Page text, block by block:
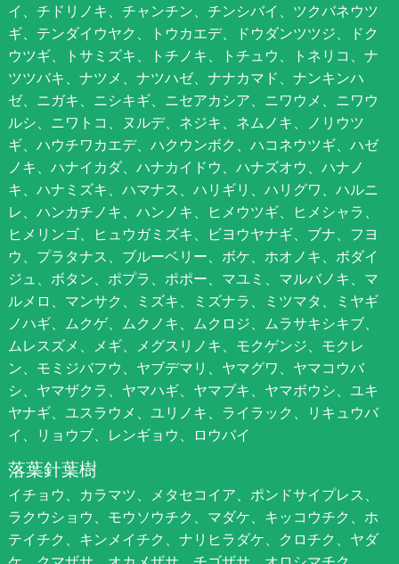
イ、チドリノキ、チャンチン、チンシバイ、ツクバネウツ
ギ、テンダイウヤク、トウカエデ、ドウダンツツジ、ドク
ウツギ、トサミズキ、トチノキ、トチュウ、トネリコ、ナ
ツツバキ、ナツメ、ナツハゼ、ナナカマド、ナンキンハ
ゼ、ニガキ、ニシキギ、ニセアカシア、ニワウメ、ニワウ
ルシ、ニワトコ、ヌルデ、ネジキ、ネムノキ、ノリウツ
ギ、ハウチワカエデ、ハクウンボク、ハコネウツギ、ハゼ
ノキ、ハナイカダ、ハナカイドウ、ハナズオウ、ハナノ
キ、ハナミズキ、ハマナス、ハリギリ、ハリグワ、ハルニ
レ、ハンカチノキ、ハンノキ、ヒメウツギ、ヒメシャラ、
ヒメリンゴ、ヒュウガミズキ、ビヨウヤナギ、ブナ、フヨ
ウ、プラタナス、ブルーベリー、ボケ、ホオノキ、ボダイ
ジュ、ボタン、ポプラ、ポポー、マユミ、マルバノキ、マ
ルメロ、マンサク、ミズキ、ミズナラ、ミツマタ、ミヤギ
ノハギ、ムクゲ、ムクノキ、ムクロジ、ムラサキシキブ、
ムレスズメ、メギ、メグスリノキ、モクゲンジ、モクレ
ン、モミジバフウ、ヤブデマリ、ヤマグワ、ヤマコウバ
シ、ヤマザクラ、ヤマハギ、ヤマブキ、ヤマボウシ、ユキ
ヤナギ、ユスラウメ、ユリノキ、ライラック、リキュウバ
イ、リョウブ、レンギョウ、ロウバイ
落葉針葉樹
イチョウ、カラマツ、メタセコイア、ポンドサイプレス、
ラクウショウ、モウソウチク、マダケ、キッコウチク、ホ
テイチク、キンメイチク、ナリヒラダケ、クロチク、ヤダ